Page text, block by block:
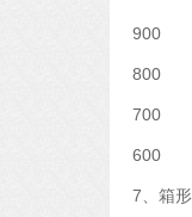
7、箱